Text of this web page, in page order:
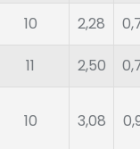
10 2,28
11 2,50
10 3,08